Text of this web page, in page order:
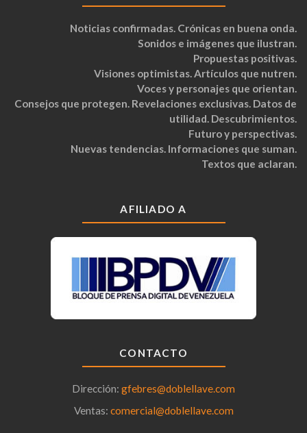
Noticias confirmadas. Crónicas en buena onda.
Sonidos e imágenes que ilustran.
Propuestas positivas.
Visiones optimistas. Artículos que nutren.
Voces y personajes que orientan.
Consejos que protegen. Revelaciones exclusivas. Datos de
utilidad. Descubrimientos.
Futuro y perspectivas.
Nuevas tendencias. Informaciones que suman.
Textos que aclaran.
AFILIADO A
CONTACTO
Dirección: gfebres@doblellave.com
Ventas: comercial@doblellave.com